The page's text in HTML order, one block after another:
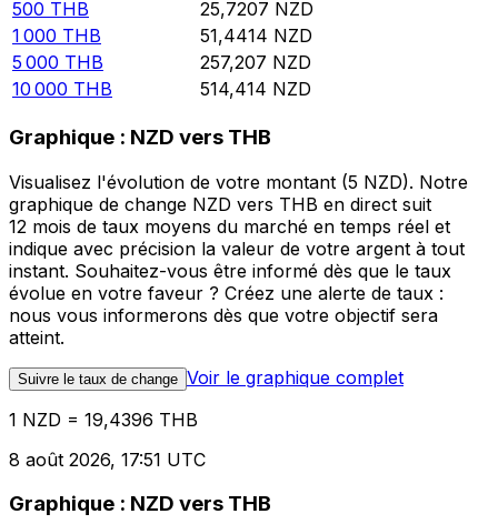
500 THB 25,7207 NZD
1 000 THB 51,4414 NZD
5 000 THB 257,207 NZD
10 000 THB 514,414 NZD
Graphique : NZD vers THB
Visualisez l'évolution de votre montant (5 NZD). Notre
graphique de change NZD vers THB en direct suit
12 mois de taux moyens du marché en temps réel et
indique avec précision la valeur de votre argent à tout
instant. Souhaitez-vous être informé dès que le taux
évolue en votre faveur ? Créez une alerte de taux :
nous vous informerons dès que votre objectif sera
atteint.
Suivre le taux de change Voir le graphique complet
1 NZD = 19,4396 THB
8 août 2026, 17:51 UTC
Graphique : NZD vers THB